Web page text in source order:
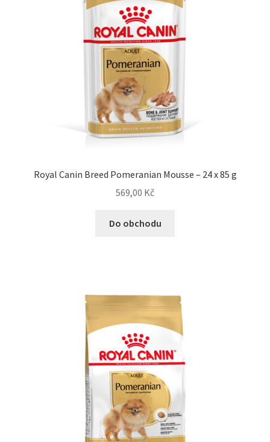
Royal Canin Breed Pomeranian Mousse – 24 x 85 g
569,00 Kč
Do obchodu